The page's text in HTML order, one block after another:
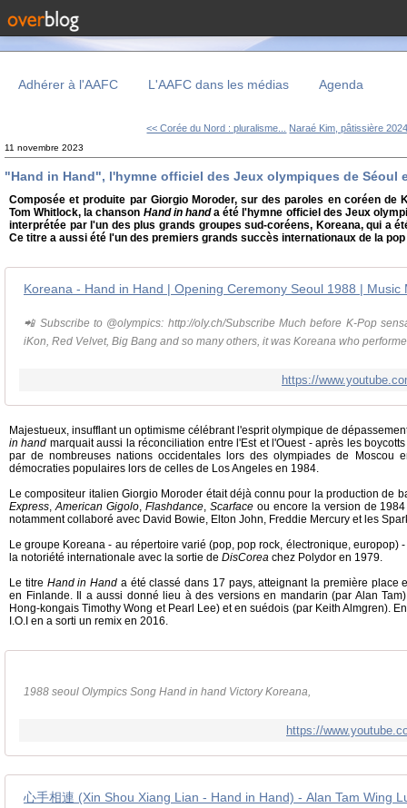
Adhérer à l'AAFC L'AAFC dans les médias Agenda
<< Corée du Nord : pluralisme... Naraé Kim, pâtissière
11 novembre 2023
"Hand in Hand", l'hymne officiel des Jeux olympiques de Séoul
Composée et produite par Giorgio Moroder, sur des paroles en coréen de
Tom Whitlock, la chanson Hand in handa été l'hymne officiel des Jeux
interprétée par l'un des plus grands groupes sud-coréens, Koreana, qui a
Ce titre a aussi été l'un des premiers grands succès internationaux de la
Koreana - Hand in Hand | Opening Ceremony Seoul 1988 | Music
📲 Subscribe to @olympics: http://oly.ch/Subscribe Much before K-Pop
iKon, Red Velvet, Big Bang and so many others, it was Koreana who
https://
Majestueux, insufflant un optimisme célébrant l'esprit olympique de
in hand marquait aussi la réconciliation entre l'Est et l'Ouest - après les
par de nombreuses nations occidentales lors des olympiades de Moscou
démocraties populaires lors de celles de Los Angeles en 1984.
Le compositeur italien Giorgio Moroder était déjà connu pour la production de
Express,American Gigolo, Flashdance, Scarfaceou encore la version de
notamment collaboré avec David Bowie, Elton John, Freddie Mercury et les
Le groupe Koreana - au répertoire varié (pop, pop rock, électronique, europop)
la notoriété internationale avec la sortie de DisCorea chez Polydor en 1979.
Le titre Hand in Hand a été classé dans 17 pays, atteignant la première place
en Finlande. Il a aussi donné lieu à des versions en mandarin (par Alan
Hong-kongais Timothy Wong et Pearl Lee) et en suédois (par Keith Almgren).
I.O.I en a sorti un remix en 2016.
1988 seoul Olympics Song Hand in hand Victory Koreana,
https://
心手相連 (Xin Shou Xiang Lian - Hand in Hand) - Alan Tam Wing